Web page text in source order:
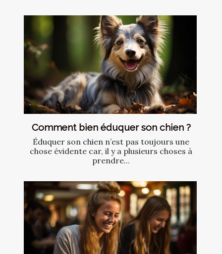
Comment bien éduquer son chien ?
Éduquer son chien n’est pas toujours une
chose évidente car, il y a plusieurs choses à
prendre...